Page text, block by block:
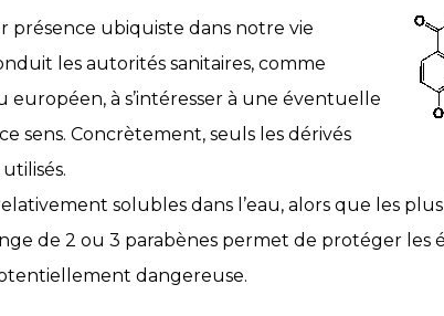
présence ubiquiste dans notre vie
les autorités sanitaires, comme
européen, à s’intéresser à une éventuelle
sens. Concrètement, seuls les dérivés
solubles dans l’eau, alors que les
de 2 ou 3 parabènes permet de protéger les
dangereuse.